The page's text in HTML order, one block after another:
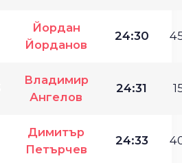
Йордан
Йорданов
24:30
Владимир
Ангелов
24:31
Димитър
Петърчев
24:33